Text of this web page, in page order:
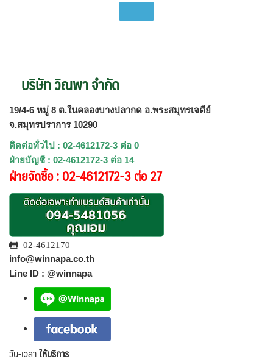
บริษัท วิณพา จำกัด
19/4-6 หมู่ 8 ต.ในคลองบางปลากด อ.พระสมุทรเจดีย์
จ.สมุทรปราการ 10290
ติดต่อทั่วไป : 02-4612172-3 ต่อ 0
ฝ่ายบัญชี : 02-4612172-3 ต่อ 14
ฝ่ายจัดซื้อ : 02-4612172-3 ต่อ 27
02-4612170
info@winnapa.co.th
Line ID : @winnapa
วัน-เวลาให้บริการ